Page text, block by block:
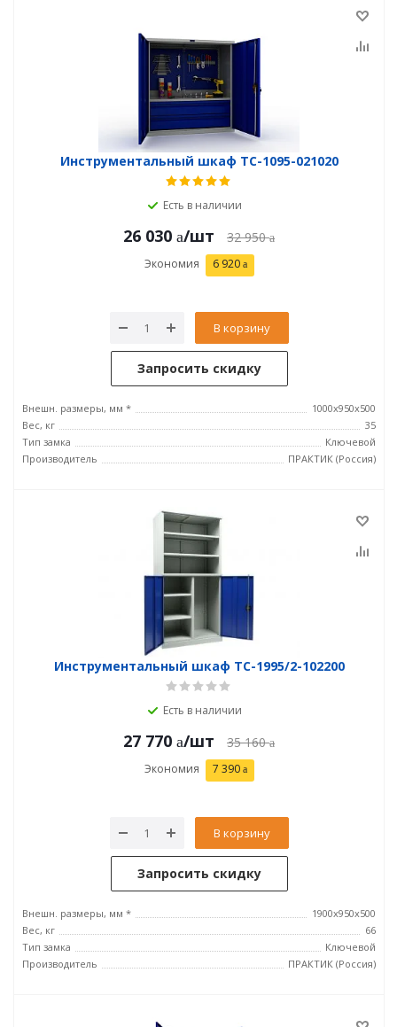
Инструментальный шкаф TC-1095-021020
Есть в наличии
26 030 /шт 32 950
Экономия 6 920
В корзину
Запросить скидку
Внешн. размеры, мм *
1000x950x500
Вес, кг
35
Тип замка
Ключевой
Производитель
ПРАКТИК (Россия)
Инструментальный шкаф TC-1995/2-102200
Есть в наличии
27 770 /шт 35 160
Экономия 7 390
В корзину
Запросить скидку
Внешн. размеры, мм *
1900x950x500
Вес, кг
66
Тип замка
Ключевой
Производитель
ПРАКТИК (Россия)